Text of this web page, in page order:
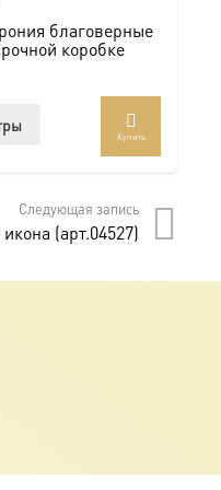
благоверные
коробке
вариаций.
Опции
Купить
Следующая запись
(арт.04527)